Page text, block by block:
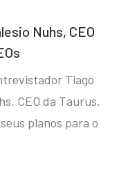
Nuhs, CEO
Tiago
CEO da Taurus,
planos para o